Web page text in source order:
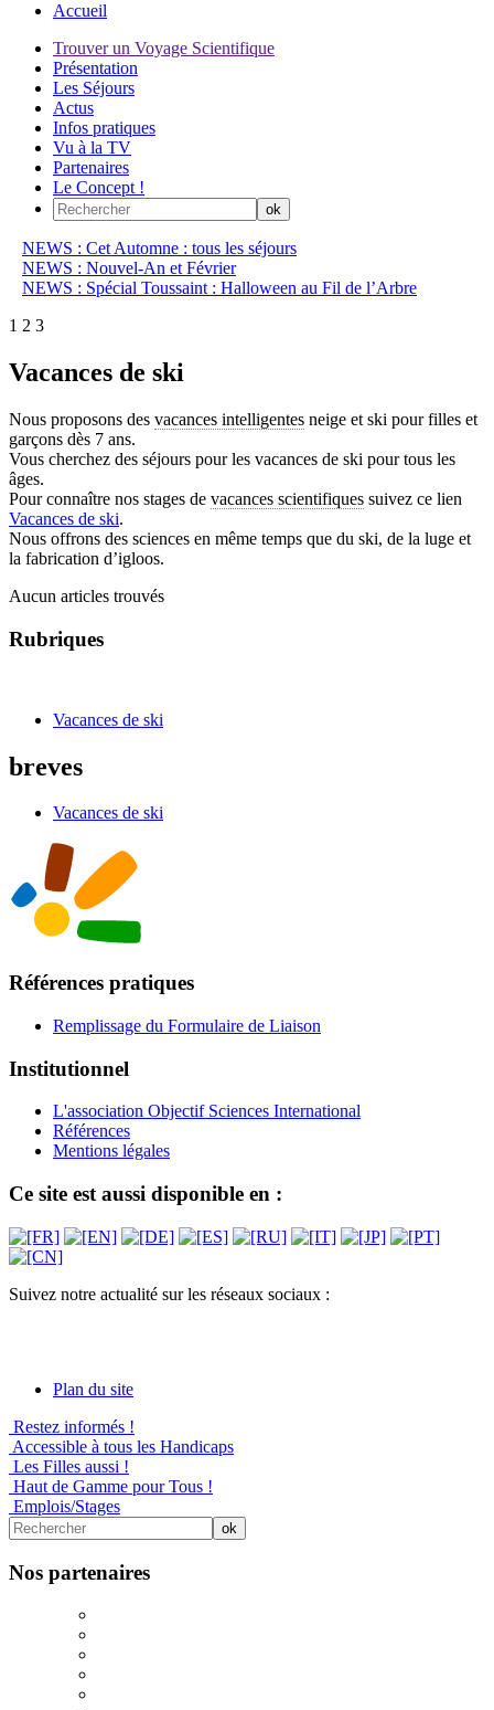
Accueil
Trouver un Voyage Scientifique
Présentation
Les Séjours
Actus
Infos pratiques
Vu à la TV
Partenaires
Le Concept !
NEWS : Cet Automne : tous les séjours
NEWS : Nouvel-An et Février
NEWS : Spécial Toussaint : Halloween au Fil de l’Arbre
1 2 3
Vacances de ski
Nous proposons des vacances intelligentes neige et ski pour filles et
garçons dès 7 ans.
Vous cherchez des séjours pour les vacances de ski pour tous les
âges.
Pour connaître nos stages de vacances scientifiques suivez ce lien
Vacances de ski.
Nous offrons des sciences en même temps que du ski, de la luge et
la fabrication d’igloos.
Aucun articles trouvés
Rubriques
Vacances de ski
breves
Vacances de ski
Références pratiques
Remplissage du Formulaire de Liaison
Institutionnel
L'association Objectif Sciences International
Références
Mentions légales
Ce site est aussi disponible en :
Suivez notre actualité sur les réseaux sociaux :
Plan du site
Restez informés !
Accessible à tous les Handicaps
Les Filles aussi !
Haut de Gamme pour Tous !
Emplois/Stages
Nos partenaires